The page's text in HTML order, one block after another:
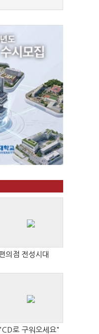
의점 전성시대
로 구워오세요"